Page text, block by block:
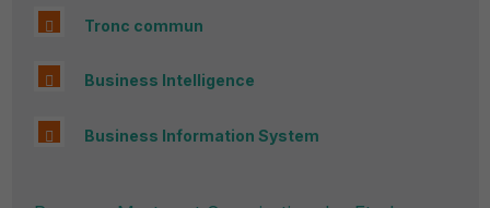
Tronc commun
Business Intelligence
Business Information System